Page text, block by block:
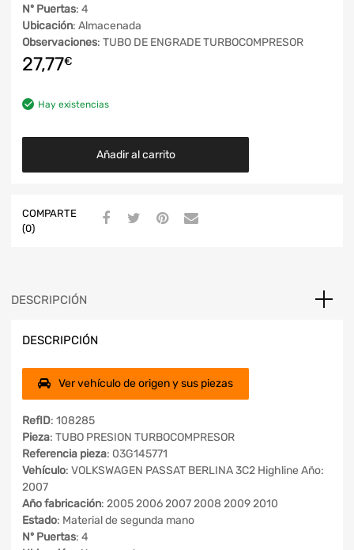
Nº Puertas: 4
Ubicación: Almacenada
Observaciones: TUBO DE ENGRADE TURBOCOMPRESOR
27,77€
Hay existencias
Añadir al carrito
COMPARTE
(0)
DESCRIPCIÓN
DESCRIPCIÓN
Ver vehículo de origen y sus piezas
RefID: 108285
Pieza: TUBO PRESION TURBOCOMPRESOR
Referencia pieza: 03G145771
Vehículo: VOLKSWAGEN PASSAT BERLINA 3C2 Highline Año:
2007
Año fabricación: 2005 2006 2007 2008 2009 2010
Estado: Material de segunda mano
Nº Puertas: 4